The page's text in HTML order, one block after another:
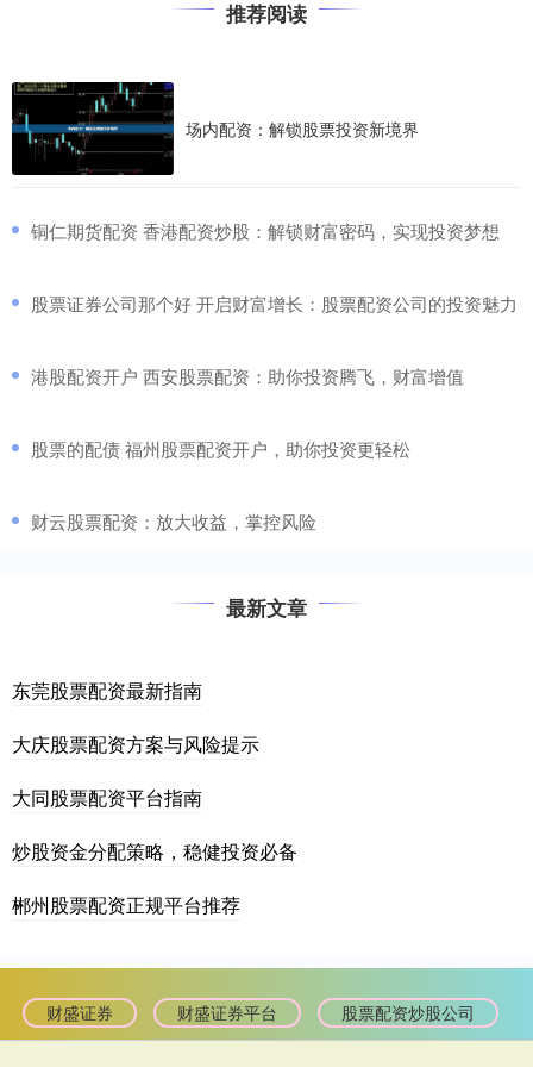
推荐阅读
场内配资：解锁股票投资新境界
​铜仁期货配资 香港配资炒股：解锁财富密码，实现投资梦想
​股票证券公司那个好 开启财富增长：股票配资公司的投资魅力
​港股配资开户 西安股票配资：助你投资腾飞，财富增值
​股票的配债 福州股票配资开户，助你投资更轻松
​财云股票配资：放大收益，掌控风险
最新文章
东莞股票配资最新指南
大庆股票配资方案与风险提示
大同股票配资平台指南
炒股资金分配策略，稳健投资必备
郴州股票配资正规平台推荐
财盛证券 财盛证券平台 股票配资炒股公司